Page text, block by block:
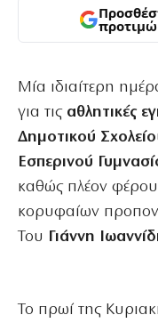
Μία ιδιαίτερη
για τιςαθλητικές
Δημοτικού Σχολείο
Εσπερινού
καθώς πλέον
κορυφαίων
Του Γιάννη
Το πρωί της